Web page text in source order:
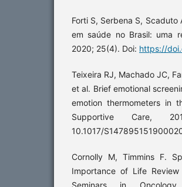
Forti S, Serbena S,
em saúde no Brasil: uma
2020; 25(4). Doi: https://
Teixeira RJ, Machado JC,
et al. Brief emotional
emotion thermometers in
Supportive Care,
10.1017/
Cornolly M, Timmins F.
Importance of Life
Seminars in